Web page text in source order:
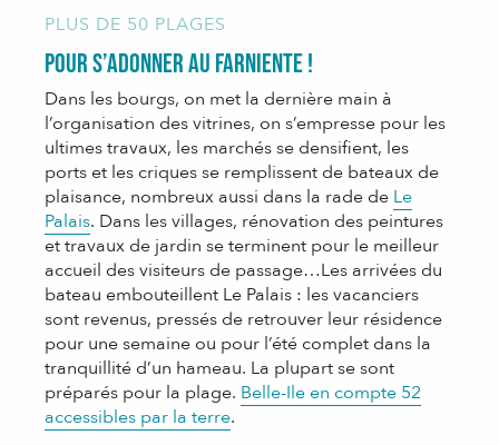
PLUS DE 50 PLAGES
Pour s’adonner au farniente !
Dans les bourgs, on met la dernière main à
l’organisation des vitrines, on s’empresse pour les
ultimes travaux, les marchés se densifient, les
ports et les criques se remplissent de bateaux de
plaisance, nombreux aussi dans la rade de Le
Palais. Dans les villages, rénovation des peintures
et travaux de jardin se terminent pour le meilleur
accueil des visiteurs de passage…Les arrivées du
bateau embouteillent Le Palais : les vacanciers
sont revenus, pressés de retrouver leur résidence
pour une semaine ou pour l’été complet dans la
tranquillité d’un hameau. La plupart se sont
préparés pour la plage. Belle-Ile en compte 52
accessibles par la terre.